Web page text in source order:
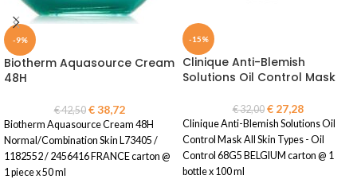
-9%
Biotherm Aquasource Cream
48H
€42,50 €38,72
Biotherm Aquasource Cream 48H
Normal/Combination Skin L73405 /
1182552 / 2456416 FRANCE carton @
1 piece x 50 ml
-15%
Clinique Anti-Blemish
Solutions Oil Control Mask
€32,00 €27,28
Clinique Anti-Blemish Solutions Oil
Control Mask All Skin Types - Oil
Control 68G5 BELGIUM carton @ 1
bottle x 100 ml